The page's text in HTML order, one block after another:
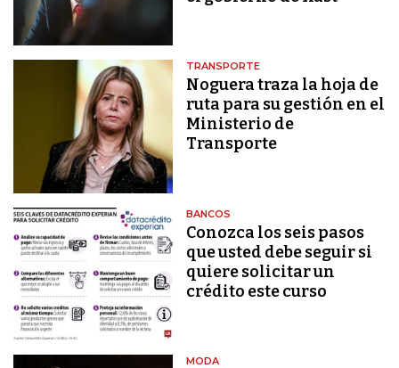
TRANSPORTE
Noguera traza la hoja de
ruta para su gestión en el
Ministerio de
Transporte
BANCOS
Conozca los seis pasos
que usted debe seguir si
quiere solicitar un
crédito este curso
MODA